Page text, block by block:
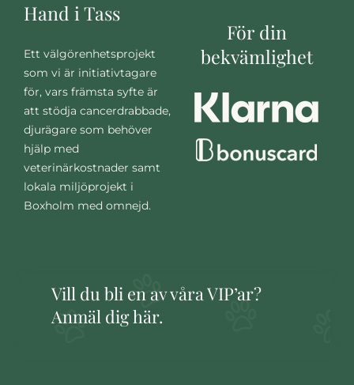
Hand i Tass
Ett välgörenhetsprojekt
som vi är initiativtagare
för, vars främsta syfte är
att stödja cancerdrabbade,
djurägare som behöver
hjälp med
veterinärkostnader samt
lokala miljöprojekt i
Boxholm med omnejd.
För din
bekvämlighet
Vill du bli en av våra VIP’ar?
Anmäl dig här.